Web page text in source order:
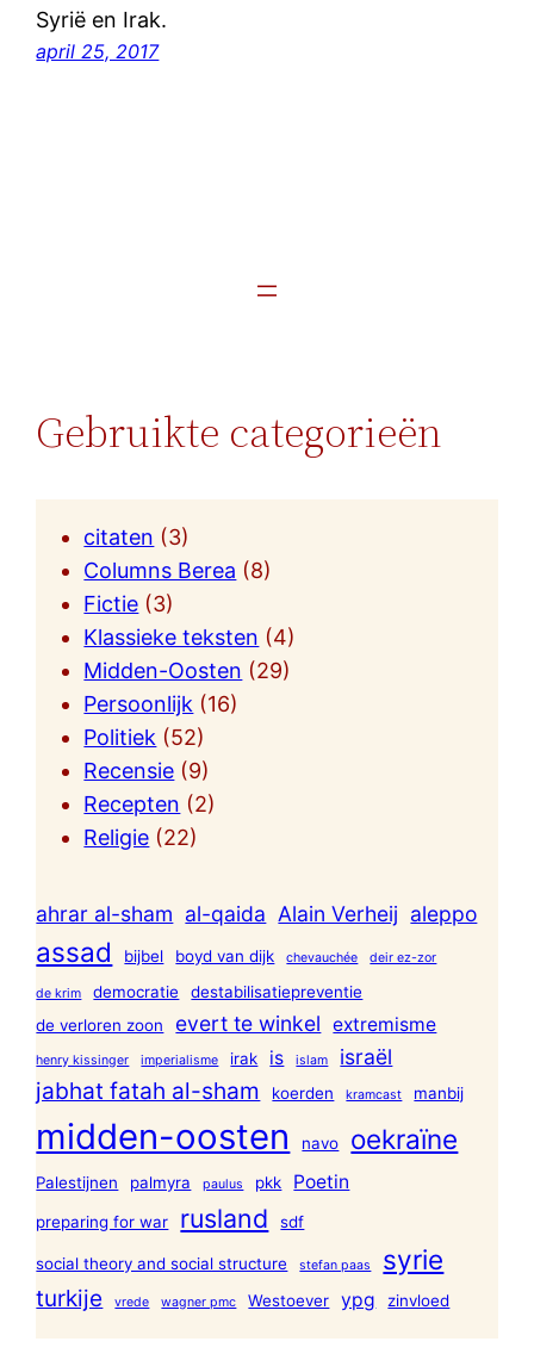
Syrië en Irak.
april 25, 2017
Gebruikte categorieën
citaten (3)
Columns Berea (8)
Fictie (3)
Klassieke teksten (4)
Midden-Oosten (29)
Persoonlijk (16)
Politiek (52)
Recensie (9)
Recepten (2)
Religie (22)
ahrar al-sham al-qaida Alain Verheij aleppo
assad bijbel boyd van dijk chevauchée deir ez-zor
de krim democratie
destabilisatiepreventie
de verloren zoon
evert te winkel extremisme
henry kissinger imperialisme irak is islam israël
jabhat fatah al-sham koerden kramcast manbij
midden-oosten navo oekraïne
Palestijnen palmyra paulus pkk Poetin
preparing for war rusland sdf
social theory and social structure stefan paas syrie
turkije vrede wagner pmc Westoever ypg zinvloed